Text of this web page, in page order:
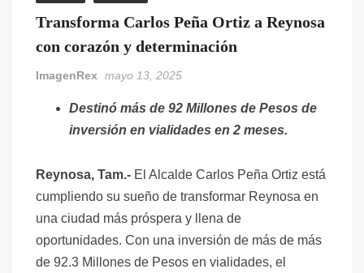
Patitas Seguras va de gira, visitará albergues de animales en Reynosa
Verano «50 años y Más»
Transforma Carlos Peña Ortiz a Reynosa
con corazón y determinación
ImagenRex mayo 13, 2025
Destinó más de 92 Millones de Pesos de
inversión en vialidades en 2 meses.
Reynosa, Tam.- El Alcalde Carlos Peña Ortiz está
cumpliendo su sueño de transformar Reynosa en
una ciudad más próspera y llena de
oportunidades. Con una inversión de más de más
de 92.3 Millones de Pesos en vialidades, el